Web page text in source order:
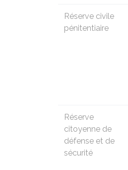
Réserve civile
pénitentiaire
Réserve
citoyenne de
défense et de
sécurité